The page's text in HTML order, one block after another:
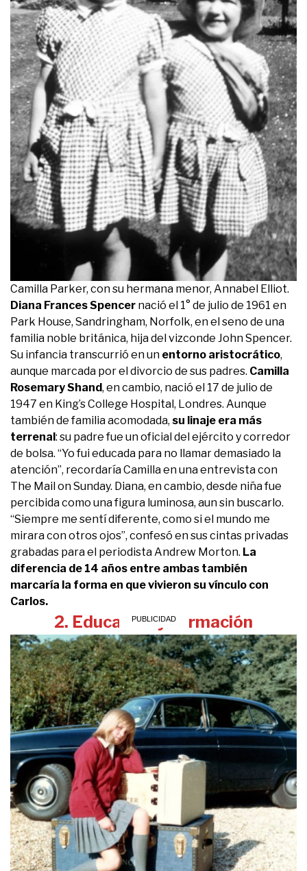
Camilla Parker, con su hermana menor, Annabel Elliot.
Diana Frances Spencer nació el 1° de julio de 1961 en
Park House, Sandringham, Norfolk, en el seno de una
familia noble británica, hija del vizconde John Spencer.
Su infancia transcurrió en un entorno aristocrático,
aunque marcada por el divorcio de sus padres. Camilla
Rosemary Shand, en cambio, nació el 17 de julio de
1947 en King’s College Hospital, Londres. Aunque
también de familia acomodada, su linaje era más
terrenal : su padre fue un oficial del ejército y corredor
de bolsa. “Yo fui educada para no llamar demasiado la
atención”, recordaría Camilla en una entrevista con
The Mail on Sunday. Diana, en cambio, desde niña fue
percibida como una figura luminosa, aun sin buscarlo.
“Siempre me sentí diferente, como si el mundo me
mirara con otros ojos”, confesó en sus cintas privadas
grabadas para el periodista Andrew Morton. La
diferencia de 14 años entre ambas también
marcaría la forma en que vivieron su vínculo con
Carlos.
2. Educación y formación